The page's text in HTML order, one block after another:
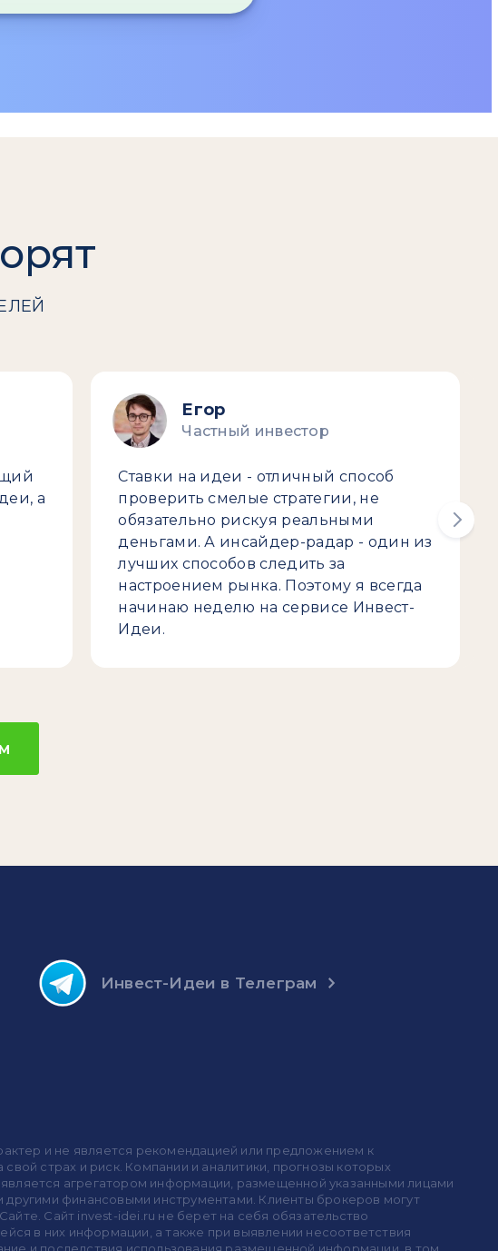
а
Егор
Частный инвестор
Ставки на идеи - отличный способ
проверить смелые стратегии, не
обязательно рискуя реальными
деньгами. А инсайдер-радар - один из
лучших способов следить за
настроением рынка. Поэтому я всегда
начинаю неделю на сервисе Инвест-
Идеи.
Инвест-Идеи в Телеграм
и не является рекомендацией или предложением к
страх и риск. Компании и аналитики, прогнозы которых
агрегатором информации, размещенной указанными лицами
другими финансовыми инструментами. Клиенты брокеров могут
Сайт invest-idei.ru не берет на себя обязательство
в них информации, а также при выявлении несоответствия